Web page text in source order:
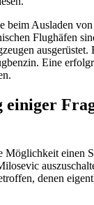
beim Ausladen
Flughäfen
ausgerüstet.
Eine
einiger
Möglichkeit einen
denen